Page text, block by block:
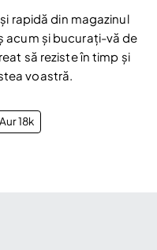
rapidă din magazinul
acum și bucurați-vă de
să reziste în timp și
voastră.
Aur 18k